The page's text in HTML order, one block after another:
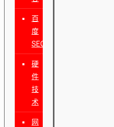
百
度
SEO
硬
件
技
术
网